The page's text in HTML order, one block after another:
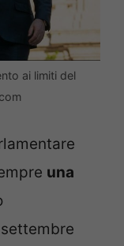
ai limiti del
una